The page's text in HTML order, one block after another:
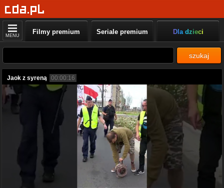
MENU Filmy premium Seriale premium Dla dzieci
szukaj
Jaok z syreną 00:00:16